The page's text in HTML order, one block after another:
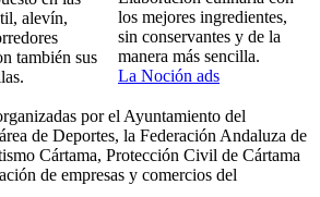
los mejores ingredientes,
sin conservantes y de la
manera más sencilla.
La Noción ads
alevín,
también sus
por el Ayuntamiento del
de Deportes, la Federación Andaluza de
Cártama, Protección Civil de Cártama
de empresas y comercios del